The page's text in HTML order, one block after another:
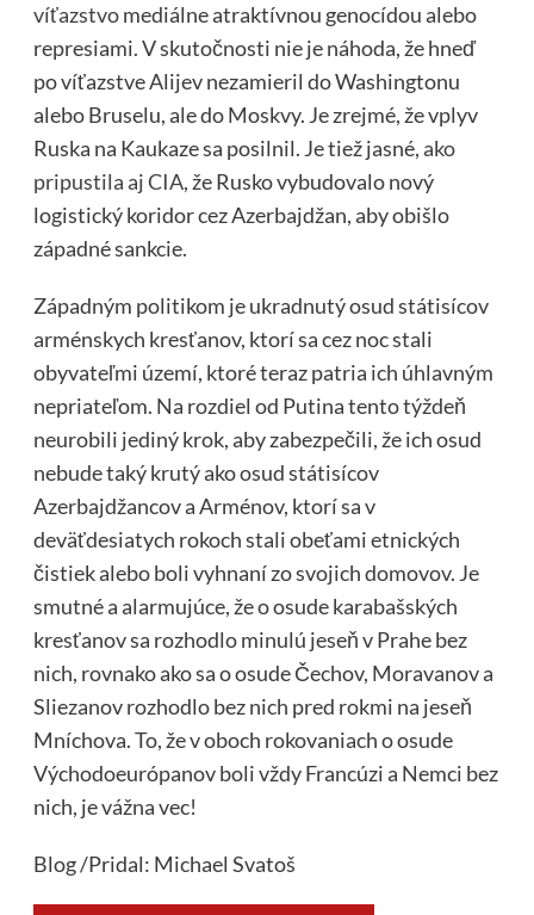
víťazstvomediálne atraktívnou genocídou alebo
represiami. V skutočnosti nie je náhoda, že hneď
po víťazstve Alijev nezamieril do Washingtonu
alebo Bruselu, ale do Moskvy. Je zrejmé, že vplyv
Ruska na Kaukaze sa posilnil. Je tiež jasné, ako
pripustila aj CIA, že Rusko vybudovalo nový
logistický koridor cez Azerbajdžan, aby obišlo
západné sankcie.
Západným politikom je ukradnutý osud státisícov
arménskych kresťanov, ktorí sa cez noc stali
obyvateľmi území, ktoré teraz patria ich úhlavným
nepriateľom. Na rozdiel od Putina tento týždeň
neurobili jediný krok, aby zabezpečili, že ich osud
nebude taký krutý ako osud státisícov
Azerbajdžancov a Arménov, ktorí sa v
deväťdesiatych rokoch stali obeťami etnických
čistiek alebo boli vyhnaní zo svojich domovov. Je
smutné a alarmujúce, že o osude karabašských
kresťanov sa rozhodlo minulú jeseň v Prahe bez
nich, rovnako ako sa o osude Čechov, Moravanov a
Sliezanov rozhodlo bez nich pred rokmi na jeseň
Mníchova. To, že v oboch rokovaniach o osude
Východoeurópanov boli vždy Francúzi a Nemci bez
nich, je vážna vec!
Blog /Pridal: Michael Svatoš